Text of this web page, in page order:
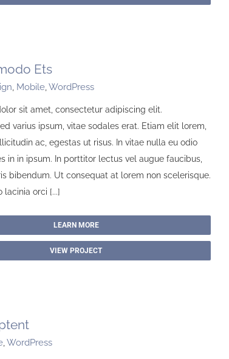
Ets
, Mobile,WordPress
sit amet, consectetur adipiscing elit.
varius ipsum, vitae sodales erat. Etiam elit lorem,
ac, egestas ut risus. In vitae nulla eu odio
in in ipsum. In porttitor lectus vel augue faucibus,
bibendum. Ut consequat at lorem non scelerisque.
lacinia orci [...]
LEARN MORE
VIEW PROJECT
,WordPress